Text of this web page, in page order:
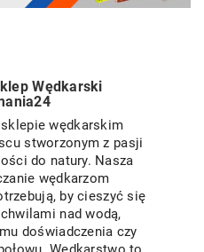
Wędkarski
wędkarskim
stworzonym z pasji
do natury. Nasza
wędkarzom
by cieszyć się
nad wodą,
doświadczenia czy